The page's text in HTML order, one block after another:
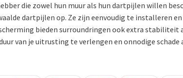
die zowel hun muur als hun dartpijlen willen
dartpijlen op. Ze zijn eenvoudig te installeren
bieden surroundringen ook extra stabiliteit
van je uitrusting te verlengen en onnodige